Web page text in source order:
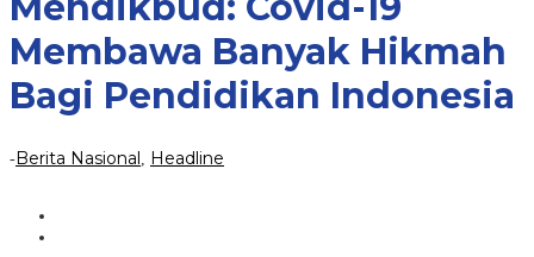
Bagi
Indonesia
Membawa Banyak Hikmah
Bagi Pendidikan Indonesia
-Berita Nasional Headline